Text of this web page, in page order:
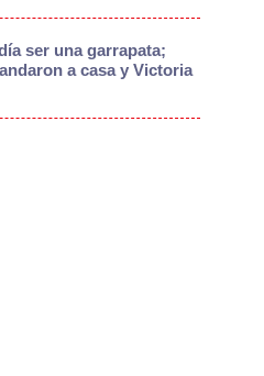
ser una garrapata;
a casa y Victoria